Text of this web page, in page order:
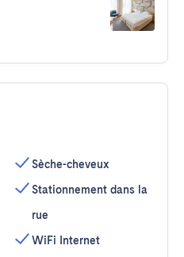
Sèche-cheveux
Stationnement dans la
rue
WiFi Internet